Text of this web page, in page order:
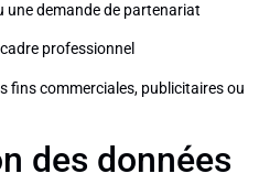
une demande de partenariat
professionnel
fins commerciales, publicitaires ou
des données